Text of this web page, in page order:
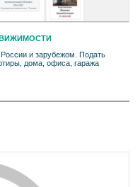
и зарубежом. Подать
дома, офиса, гаража